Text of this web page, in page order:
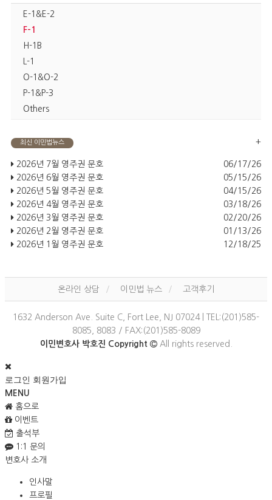
E-1&E-2
F-1
H-1B
L-1
O-1&O-2
P-1&P-3
Others
+
최신 이민법뉴스
06/17/26
2026년 7월 영주권 문호
05/15/26
2026년 6월 영주권 문호
04/15/26
2026년 5월 영주권 문호
03/18/26
2026년 4월 영주권 문호
02/20/26
2026년 3월 영주권 문호
01/13/26
2026년 2월 영주권 문호
12/18/25
2026년 1월 영주권 문호
온라인 상담 이민법 뉴스 고객후기
1632 Anderson Ave. Suite C, Fort Lee, NJ 07024 | TEL:(201)585-
8085, 8083 / FAX:(201)585-8089
이민변호사 박호진 Copyright
All rights reserved.
로그인 회원가입
MENU
홈으로
이벤트
출석부
1:1 문의
변호사 소개
인사말
프로필